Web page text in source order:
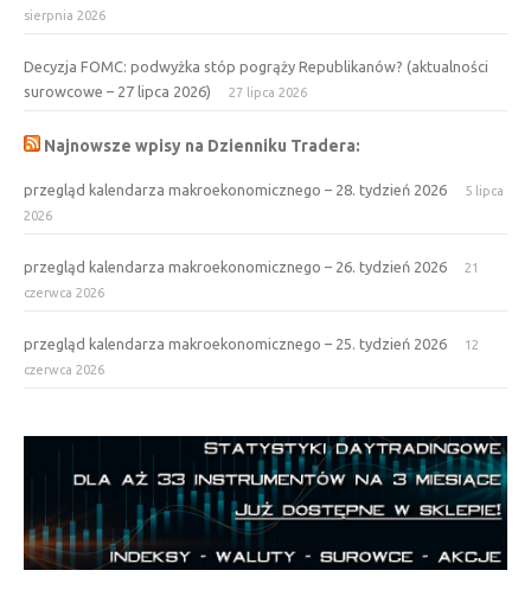
sierpnia 2026
Decyzja FOMC: podwyżka stóp pogrąży Republikanów? (aktualności
surowcowe – 27 lipca 2026)
27 lipca 2026
Najnowsze wpisy na Dzienniku Tradera:
przegląd kalendarza makroekonomicznego – 28. tydzień 2026
5 lipca
2026
przegląd kalendarza makroekonomicznego – 26. tydzień 2026
21
czerwca 2026
przegląd kalendarza makroekonomicznego – 25. tydzień 2026
12
czerwca 2026